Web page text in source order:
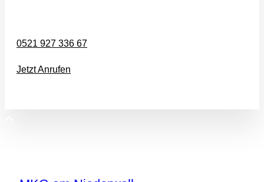
0521 927 336 67
Jetzt Anrufen